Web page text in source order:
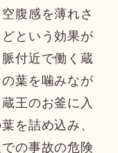
腹感を薄れさ
という効果が
付近で働く蔵
葉を噛みなが
王のお釜に入
を詰め込み、
の事故の危険